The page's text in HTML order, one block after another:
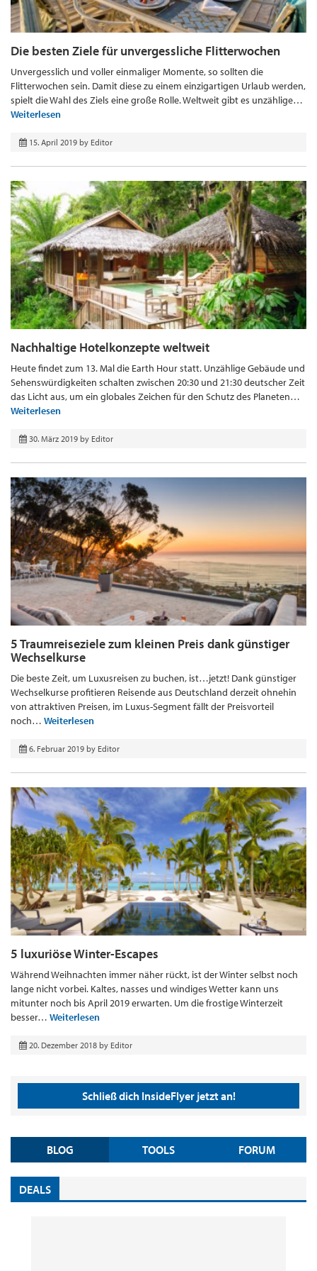
Die besten Ziele für unvergessliche Flitterwochen
Unvergesslich und voller einmaliger Momente, so sollten die
Flitterwochen sein. Damit diese zu einem einzigartigen Urlaub werden,
spielt die Wahl des Ziels eine große Rolle. Weltweit gibt es unzählige…
Weiterlesen
15. April 2019 by Editor
Nachhaltige Hotelkonzepte weltweit
Heute findet zum 13. Mal die Earth Hour statt. Unzählige Gebäude und
Sehenswürdigkeiten schalten zwischen 20:30 und 21:30 deutscher Zeit
das Licht aus, um ein globales Zeichen für den Schutz des Planeten…
Weiterlesen
30. März 2019 by Editor
5 Traumreiseziele zum kleinen Preis dank günstiger
Wechselkurse
Die beste Zeit, um Luxusreisen zu buchen, ist…jetzt! Dank günstiger
Wechselkurse profitieren Reisende aus Deutschland derzeit ohnehin
von attraktiven Preisen, im Luxus-Segment fällt der Preisvorteil
noch… Weiterlesen
6. Februar 2019 by Editor
5 luxuriöse Winter-Escapes
Während Weihnachten immer näher rückt, ist der Winter selbst noch
lange nicht vorbei. Kaltes, nasses und windiges Wetter kann uns
mitunter noch bis April 2019 erwarten. Um die frostige Winterzeit
besser… Weiterlesen
20. Dezember 2018 by Editor
Schließ dich InsideFlyer jetzt an!
BLOG TOOLS FORUM
DEALS